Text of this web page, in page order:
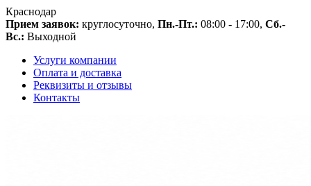
Краснодар
Прием заявок: круглосуточно, Пн.-Пт.: 08:00 - 17:00, Сб.-
Вс.: Выходной
Услуги компании
Оплата и доставка
Реквизиты и отзывы
Контакты